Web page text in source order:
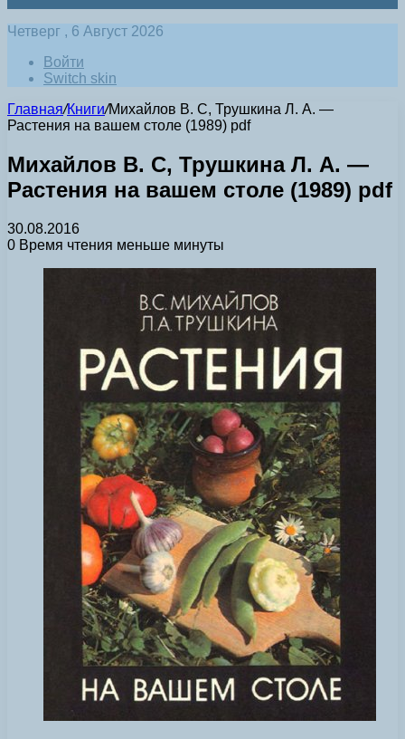
Четверг , 6 Август 2026
Войти
Switch skin
Главная/Книги/Михайлов В. С, Трушкина Л. А. —
Растения на вашем столе (1989) pdf
Михайлов В. С, Трушкина Л. А. —
Растения на вашем столе (1989) pdf
30.08.2016
0 Время чтения меньше минуты